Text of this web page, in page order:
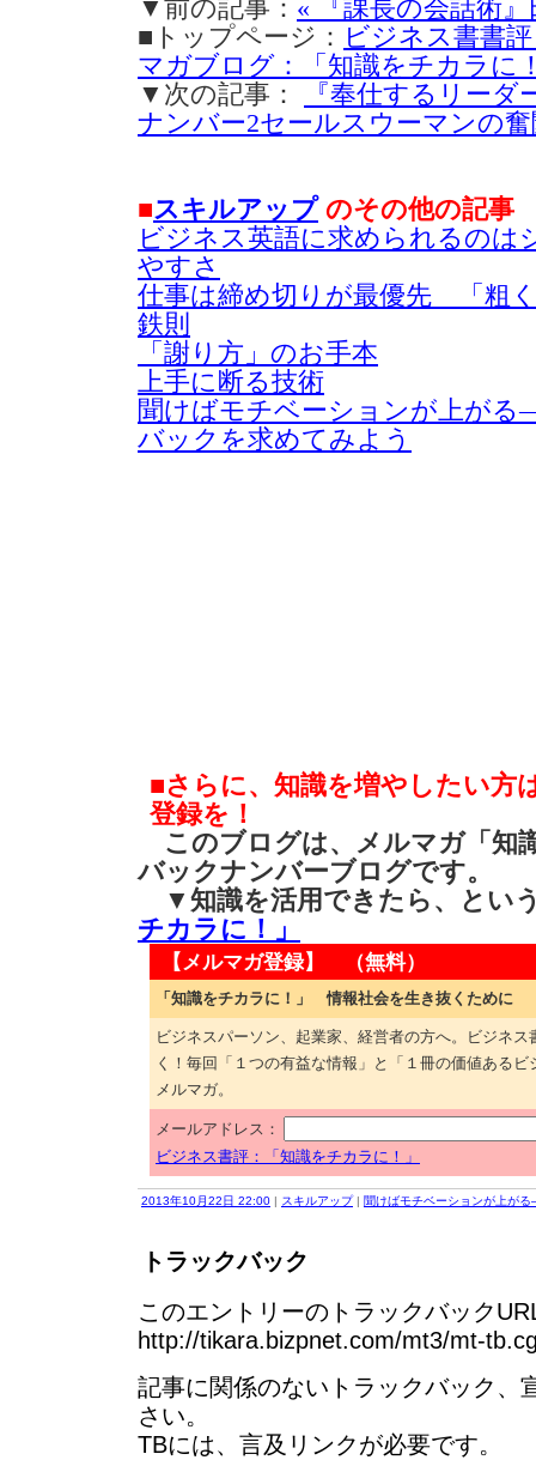
▼前の記事： « 『課長の会話術
■トップページ： ビジネス書書
マガブログ：「知識をチカラに
▼次の記事：
『奉仕するリー
ナンバー2セールスウーマンの
■スキルアップのその他の記事
ビジネス英語に求められるのは
やすさ
仕事は締め切りが最優先 「粗
鉄則
「謝り方」のお手本
上手に断る技術
聞けばモチベーションが上が
バックを求めてみよう
■さらに、知識を増やしたい方
登録を！
このブログは、メルマガ「知
バックナンバーブログです。
▼知識を活用できたら、と
チカラに！」
【メルマガ登録】 （無料）
「知識をチカラに！」 情報社会を生き抜くために
ビジネスパーソン、起業家、経営者の方へ。ビジネ
く！毎回「１つの有益な情報」と「１冊の価値ある
メルマガ。
メールアドレス：
ビジネス書評：「知識をチカラに！」
2013年10月22日 22:00 | スキルアップ| 聞けばモチベーションが上が
トラックバック
このエントリーのトラックバック
http://tikara.bizpnet.com/mt3/mt-
記事に関係のないトラックバック、
さい。
TBには、言及リンクが必要です。